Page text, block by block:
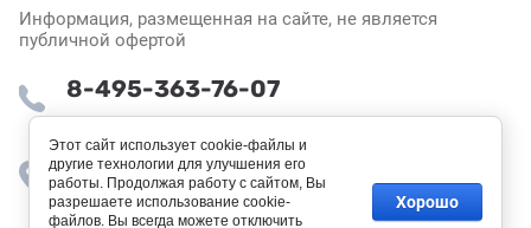
Информация, размещенная на сайте, не является
публичной офертой
8-495-363-76-07
Пн-Пт: 8:30 - 16:55
Москва, поселок завода Мосрентген,
Институтский проезд, 4с9
Этот сайт использует cookie-файлы и
другие технологии для улучшения его
работы. Продолжая работу с сайтом, Вы
разрешаете использование cookie-
файлов. Вы всегда можете отключить
Хорошо